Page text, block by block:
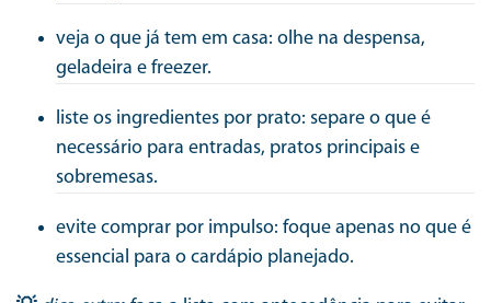
veja o que já tem em casa: olhe na despensa,
geladeira e freezer.
liste os ingredientes por prato: separe o que é
necessário para entradas, pratos principais e
sobremesas.
evite comprar por impulso: foque apenas no que é
essencial para o cardápio planejado.